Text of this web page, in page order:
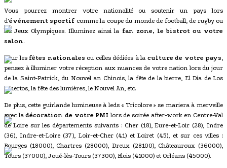
Vous pourrez montrer votre nationalité ou soutenir un pays lors
d'événement sportif comme la coupe du monde de football, de rugby ou
les Jeux Olympiques. Illuminez ainsi la fan zone, le bistrot ou votre
salon.
Pour les fêtes nationales ou celles dédiées à la culture de votre pays
pensez à illuminer votre réception aux nuances de votre nation lors du jour
de la Saint-Patrick, du Nouvel an Chinois, la fête de la bierre, El Dia de Los
Muertos, la fête des lumières, le Nouvel An, etc.
De plus, cette guirlande lumineuse à leds « Tricolore » se mariera à merveille
avec ladécoration de votre PMI lors de soirée after-work en Centre-Val
de Loire sur les départements suivants : Cher (18), Eure-et-Loir (28), Indre
(36), Indre-et-Loire (37), Loir-et-Cher (41) et Loiret (45), et sur ces villes :
Bourges (18000), Chartres (28000), Dreux (28100), Châteauroux (36000),
Tours (37000), Joué-lès-Tours (37300), Blois (41000) et Orléans (45000).